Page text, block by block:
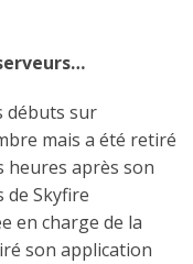
débuts sur
mais a été retiré
heures après son
de Skyfire
en charge de la
son application